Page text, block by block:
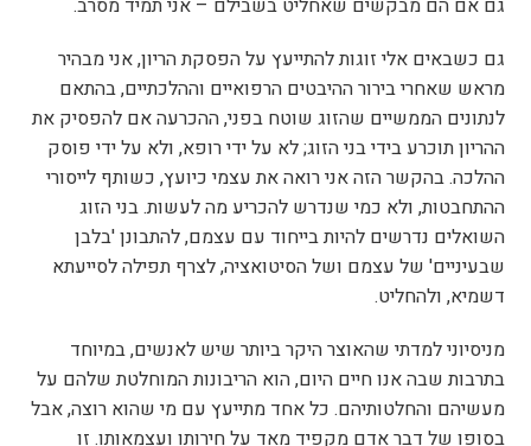
גם כשבאים אלי זוגות להתייעץ על הפסקת הריון, אני מבהיר
מראש שאחרי בירור ההיבטים הרפואיים וההלכתיים, בהתאם
לנתונים הממשיים שהזוג שוטח בפני, ההכרעה אם להפסיק את
ההריון תוכרע בידי בני הזוג; לא על ידי רופא, ולא על ידי פוסק
ההלכה. בהקשר הזה אני רואה את עצמי כיועץ, כשותף לייסורי
ההתחבטות, ולא כמי שנדרש להכריע מה לעשות. בני הזוג
השואלים נדרשים להיות בייחוד עם עצמם, להתבונן 'בלבן
שבעיניים' של עצמם ושל הסיטואציה, לצרף תפילה לסייעתא
דשמיא, ולהחליט.
מניסיוני למדתי שהאוצר היקר ביותר שיש לאנשים, במיוחד
בתרבות שבה אנו חיים היום, הוא הריבונות המוחלטת שלהם על
מעשיהם והחלטותיהם. כל אחד מתייעץ עם מי שהוא רוצה, אבל
בסופו של דבר אדם מקפיד מאד על חירותו ועצמאותו. זו